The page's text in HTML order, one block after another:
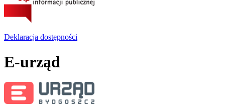
Deklaracja dostępności
E-urząd